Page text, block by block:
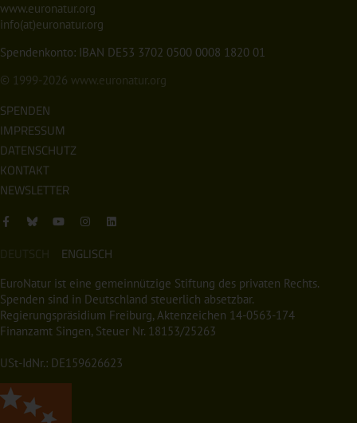
www.euronatur.org
info(at)euronatur.org
Spendenkonto: IBAN DE53 3702 0500 0008 1820 01
© 1999-2026 www.euronatur.org
SPENDEN
IMPRESSUM
DATENSCHUTZ
KONTAKT
NEWSLETTER
DEUTSCH ENGLISCH
EuroNatur ist eine gemeinnützige Stiftung des privaten Rechts.
Spenden sind in Deutschland steuerlich absetzbar.
Regierungspräsidium Freiburg, Aktenzeichen 14-0563-174
Finanzamt Singen, Steuer Nr. 18153/25263
USt-IdNr.: DE159626623